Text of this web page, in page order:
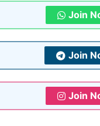
Join
Join
Join